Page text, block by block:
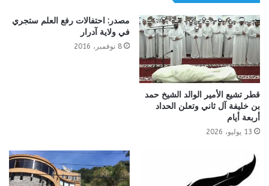
قطر تشيع الأمير الوالد الشيخ حمد
بن خليفة آل ثاني وتعلن الحداد
أربعة أيام
13 يوليو، 2026
مصدر: احتفالات رفع العلم ستجري
في ولاية آدرار
8 نوفمبر، 2016